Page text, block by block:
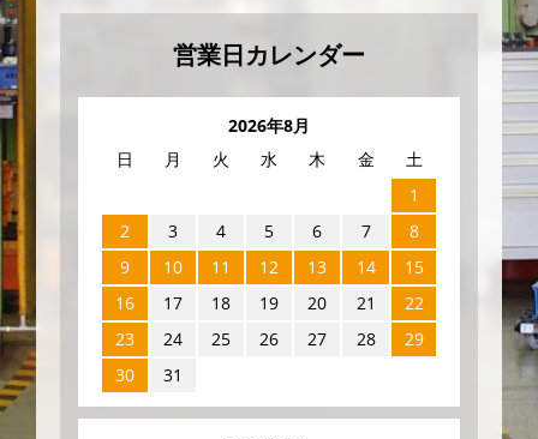
営業日カレンダー
2026年8月
日
月 火 水 木 金
土
1
2
3 4 5 6 7
8
9
10 11 12 13 14
15
16
17 18 19 20 21
22
23
24 25 26 27 28
29
30
31